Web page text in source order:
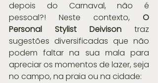
depois do Carnaval, não é
pessoal?! Neste contexto, O
Personal Stylist Deivison traz
sugestões diversificadas que não
podem faltar na sua mala para
apreciar os momentos de lazer, seja
no campo, na praia ou na cidade: